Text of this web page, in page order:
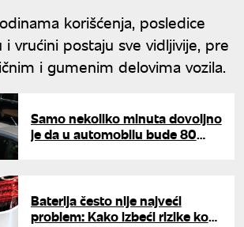
korišćenja, posledice
i vrućini postaju sve vidljivije, pre
i gumenim delovima vozila.
Samo nekoliko minuta dovoljno
je da u automobilu bude 80
Baterija često nije najveći
problem: Kako izbeći rizike kod